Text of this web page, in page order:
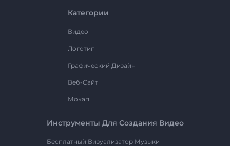
Категории
Видео
Логотип
Графический Дизайн
Веб-Сайт
Мокап
Инструменты Для Создания Видео
Бесплатный Визуализатор Музыки